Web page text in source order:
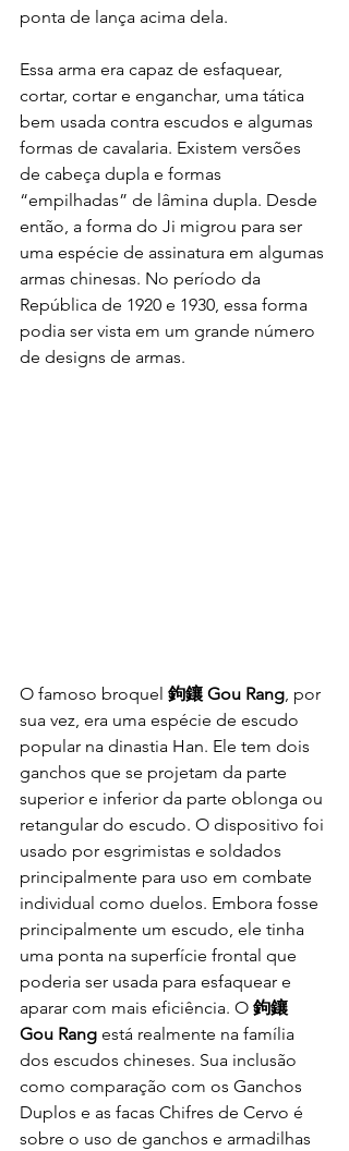
ponta de lança acima dela.
Essa arma era capaz de esfaquear,
cortar, cortar e enganchar, uma tática
bem usada contra escudos e algumas
formas de cavalaria. Existem versões
de cabeça dupla e formas
“empilhadas” de lâmina dupla. Desde
então, a forma do Ji migrou para ser
uma espécie de assinatura em algumas
armas chinesas. No período da
República de 1920 e 1930, essa forma
podia ser vista em um grande número
de designs de armas.
O famoso broquel 鉤鑲 Gou Rang, por
sua vez, era uma espécie de escudo
popular na dinastia Han. Ele tem dois
ganchos que se projetam da parte
superior e inferior da parte oblonga ou
retangular do escudo. O dispositivo foi
usado por esgrimistas e soldados
principalmente para uso em combate
individual como duelos. Embora fosse
principalmente um escudo, ele tinha
uma ponta na superfície frontal que
poderia ser usada para esfaquear e
aparar com mais eficiência. O 鉤鑲
Gou Rang está realmente na família
dos escudos chineses. Sua inclusão
como comparação com os Ganchos
Duplos e as facas Chifres de Cervo é
sobre o uso de ganchos e armadilhas